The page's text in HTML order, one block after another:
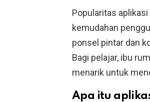
Popularitas
kemudahan
ponsel pintar dan
Bagi pelajar, ibu
menarik untuk
Apa itu